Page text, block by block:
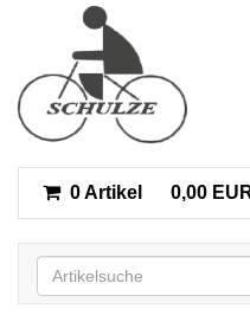
0 Artikel 0,00